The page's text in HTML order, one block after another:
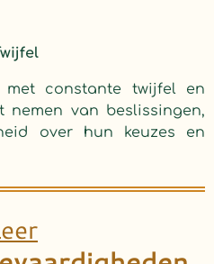
met constante twijfel en
nemen van beslissingen,
over hun keuzes en